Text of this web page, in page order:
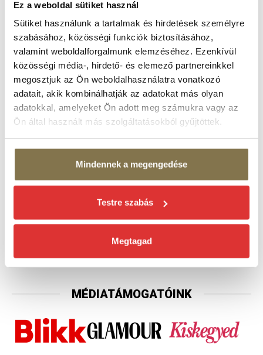
Ez a weboldal sütiket használ
Sütiket használunk a tartalmak és hirdetések személyre
szabásához, közösségi funkciók biztosításához,
valamint weboldalforgalmunk elemzéséhez. Ezenkívül
közösségi média-, hirdető- és elemező partnereinkkel
megosztjuk az Ön weboldalhasználatra vonatkozó
adatait, akik kombinálhatják az adatokat más olyan
adatokkal, amelyeket Ön adott meg számukra vagy az
Ön által használt más szolgáltatásokból gyűjtöttek.
Mindennek a megengedése
Testre szabás
Megtagad
A Margitszigeti Színház Nonprofit Kft. Budapest Főváros
Önkormányzata fenntartásában, a Kulturális és Innovációs
Minisztériummal közös működtetésben működik.
Előadásaink a
és a
támogatásával valósulnak meg.
MÉDIATÁMOGATÓINK